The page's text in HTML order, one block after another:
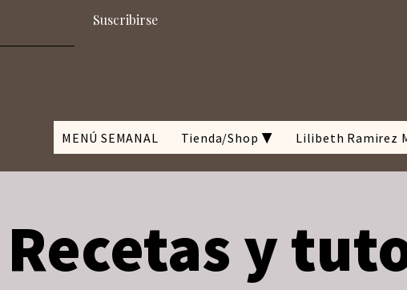
Suscribirse
MENÚ SEMANAL Tienda/Shop ▼ Lilibeth Ramirez
Recetas y